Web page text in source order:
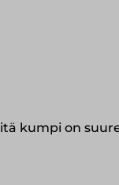
kumpi on